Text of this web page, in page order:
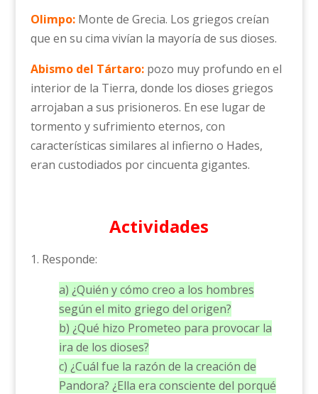
Olimpo:Monte de Grecia. Los griegos creían
que en su cima vivían la mayoría de sus dioses.
Abismo del Tártaro:pozo muy profundo en el
interior de la Tierra, donde los dioses griegos
arrojaban a sus prisioneros. En ese lugar de
tormento y sufrimiento eternos, con
características similares al infierno o Hades,
eran custodiados por cincuenta gigantes.
Actividades
1. Responde:
a) ¿Quién y cómo creo a los hombres
según el mito griego del origen?
b) ¿Qué hizo Prometeo para provocar la
ira de los dioses?
c) ¿Cuál fue la razón de la creación de
Pandora? ¿Ella era consciente del porqué